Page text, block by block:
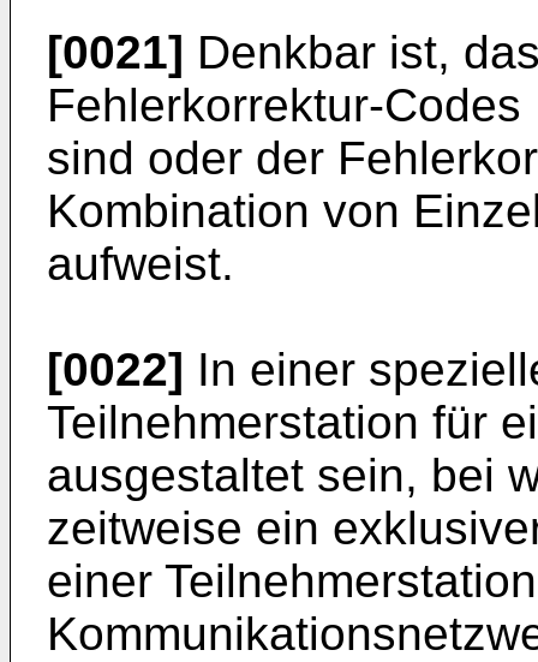
[0021] Denkbar ist,
Fehlerkorrektur-
sind oder der
Kombination von
aufweist.
[0022] In einer
Teilnehmerstation für
ausgestaltet sein, bei
zeitweise ein
einer